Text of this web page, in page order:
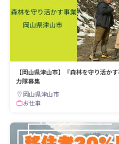
【岡山県津山市】『森林を守り活か
力隊募集
岡山県津山市
お仕事